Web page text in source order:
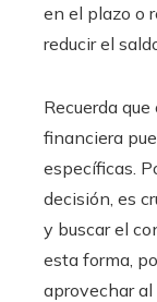
en el plazo o
reducir el
Recuerda
financiera
específicas.
decisión, es
y buscar el
esta forma,
aprovechar